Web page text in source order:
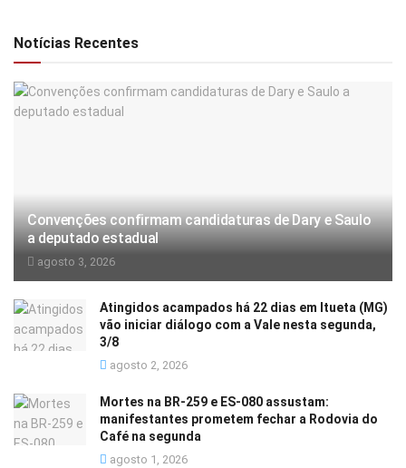
Notícias Recentes
Convenções confirmam candidaturas de Dary e Saulo
a deputado estadual
agosto 3, 2026
Atingidos acampados há 22 dias em Itueta (MG)
vão iniciar diálogo com a Vale nesta segunda,
3/8
agosto 2, 2026
Mortes na BR-259 e ES-080 assustam:
manifestantes prometem fechar a Rodovia do
Café na segunda
agosto 1, 2026